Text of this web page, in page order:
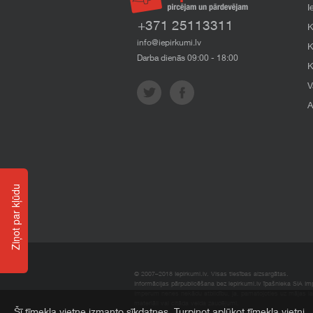
+371 25113311
info@iepirkumi.lv
Darba dienās 09:00 - 18:00
© 2007–2018 Iepirkumi.lv. Visas tiesības aizsargātas.
Informācijas pārpublicēšana bez iepirkumi.lv īpašnieka SIA
Ziņot par kļūdu